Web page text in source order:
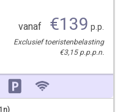
vanaf €139 p.p.
Exclusief toeristenbelasting
€3,15 p.p.p.n.